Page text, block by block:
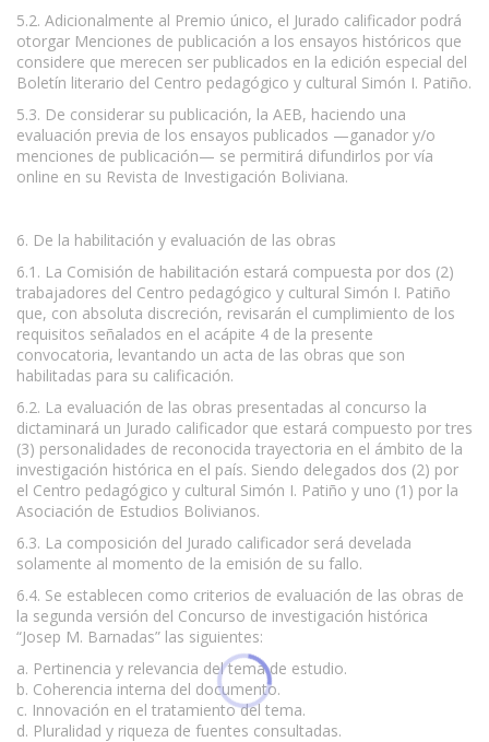
5.2. Adicionalmente al Premio único, el Jurado calificador podrá
otorgar Menciones de publicación a los ensayos históricos que
considere que merecen ser publicados en la edición especial del
Boletín literario del Centro pedagógico y cultural Simón I. Patiño.
5.3. De considerar su publicación, la AEB, haciendo una
evaluación previa de los ensayos publicados —ganador y/o
menciones de publicación— se permitirá difundirlos por vía
online en su Revista de Investigación Boliviana.
6. De la habilitación y evaluación de las obras
6.1. La Comisión de habilitación estará compuesta por dos (2)
trabajadores del Centro pedagógico y cultural Simón I. Patiño
que, con absoluta discreción, revisarán el cumplimiento de los
requisitos señalados en el acápite 4 de la presente
convocatoria, levantando un acta de las obras que son
habilitadas para su calificación.
6.2. La evaluación de las obras presentadas al concurso la
dictaminará un Jurado calificador que estará compuesto por tres
(3) personalidades de reconocida trayectoria en el ámbito de la
investigación histórica en el país. Siendo delegados dos (2) por
el Centro pedagógico y cultural Simón I. Patiño y uno (1) por la
Asociación de Estudios Bolivianos.
6.3. La composición del Jurado calificador será develada
solamente al momento de la emisión de su fallo.
6.4. Se establecen como criterios de evaluación de las obras de
la segunda versión del Concurso de investigación histórica
“Josep M. Barnadas” las siguientes:
a. Pertinencia y relevancia del tema de estudio.
b. Coherencia interna del documento.
c. Innovación en el tratamiento del tema.
d. Pluralidad y riqueza de fuentes consultadas.